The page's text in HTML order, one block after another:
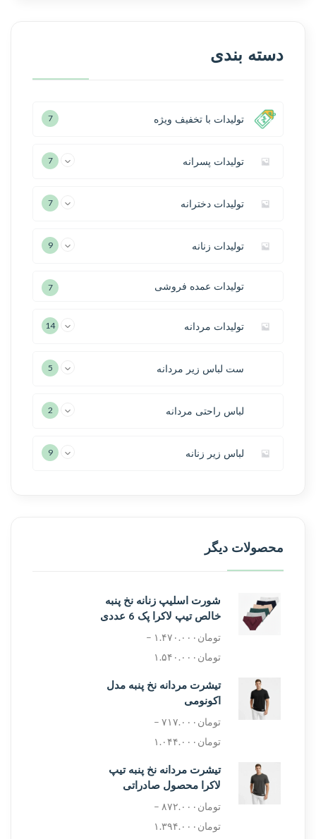
دسته بندی
تولیدات با تخفیف ویژه 7
تولیدات پسرانه 7
تولیدات دخترانه 7
تولیدات زنانه 9
تولیدات عمده فروشی 7
تولیدات مردانه 14
ست لباس زیر مردانه 5
لباس راحتی مردانه 2
لباس زیر زنانه 9
محصولات دیگر
شورت اسلیپ زنانه نخ پنبه
خالص تیپ لاکرا پک 6 عددی
تومان ۱.۴۷۰.۰۰۰ –
تومان ۱.۵۴۰.۰۰۰
تیشرت مردانه نخ پنبه مدل
اکونومی
تومان ۷۱۷.۰۰۰ –
تومان ۱.۰۴۴.۰۰۰
تیشرت مردانه نخ پنبه تیپ
لاکرا محصول صادراتی
تومان ۸۷۲.۰۰۰ –
تومان ۱.۳۹۴.۰۰۰